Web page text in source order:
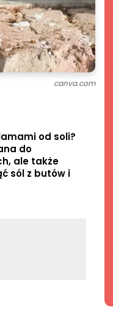
canva.com
od soli?
do
ale także
sól z butów i